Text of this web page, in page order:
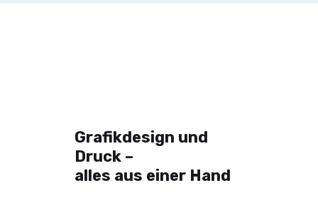
Grafikdesign und
Druck –
alles aus einer Hand